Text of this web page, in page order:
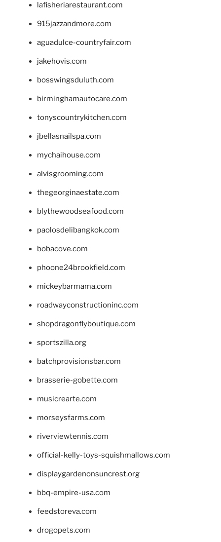
lafisheriarestaurant.com
915jazzandmore.com
aguadulce-countryfair.com
jakehovis.com
bosswingsduluth.com
birminghamautocare.com
tonyscountrykitchen.com
jbellasnailspa.com
mychaihouse.com
alvisgrooming.com
thegeorginaestate.com
blythewoodseafood.com
paolosdelibangkok.com
bobacove.com
phoone24brookfield.com
mickeybarmama.com
roadwayconstructioninc.com
shopdragonflyboutique.com
sportszilla.org
batchprovisionsbar.com
brasserie-gobette.com
musicrearte.com
morseysfarms.com
riverviewtennis.com
official-kelly-toys-squishmallows.com
displaygardenonsuncrest.org
bbq-empire-usa.com
feedstoreva.com
drogopets.com